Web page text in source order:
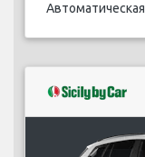
Автоматическая